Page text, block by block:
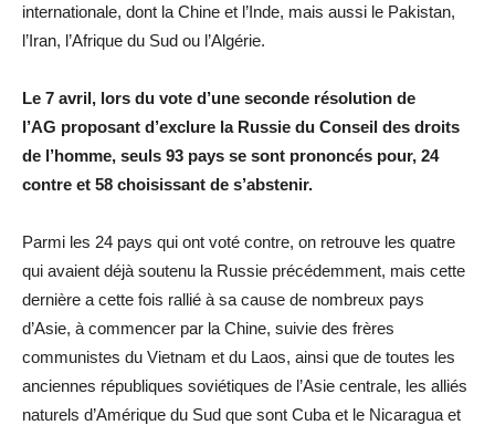
internationale, dont la Chine et l’Inde, mais aussi le Pakistan,
l’Iran, l’Afrique du Sud ou l’Algérie.
Le 7 avril, lors du vote d’une seconde résolution de
l’AG proposant d’exclure la Russie du Conseil des droits
de l’homme, seuls 93 pays se sont prononcés pour, 24
contre et 58 choisissant de s’abstenir.
Parmi les 24 pays qui ont voté contre, on retrouve les quatre
qui avaient déjà soutenu la Russie précédemment, mais cette
dernière a cette fois rallié à sa cause de nombreux pays
d’Asie, à commencer par la Chine, suivie des frères
communistes du Vietnam et du Laos, ainsi que de toutes les
anciennes républiques soviétiques de l’Asie centrale, les alliés
naturels d’Amérique du Sud que sont Cuba et le Nicaragua et